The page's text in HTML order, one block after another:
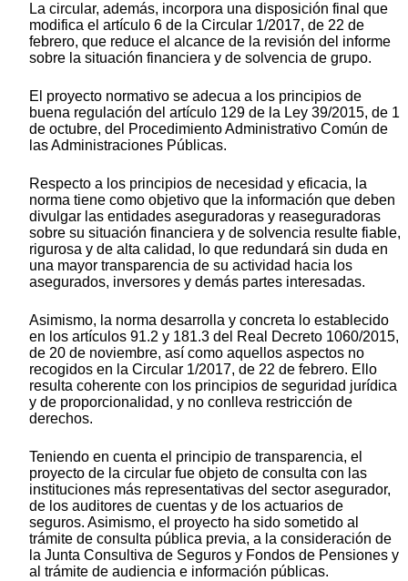
La circular, además, incorpora una disposición final que
modifica el artículo 6 de la Circular 1/2017, de 22 de
febrero, que reduce el alcance de la revisión del informe
sobre la situación financiera y de solvencia de grupo.
El proyecto normativo se adecua a los principios de
buena regulación del artículo 129 de la Ley 39/2015, de 1
de octubre, del Procedimiento Administrativo Común de
las Administraciones Públicas.
Respecto a los principios de necesidad y eficacia, la
norma tiene como objetivo que la información que deben
divulgar las entidades aseguradoras y reaseguradoras
sobre su situación financiera y de solvencia resulte fiable,
rigurosa y de alta calidad, lo que redundará sin duda en
una mayor transparencia de su actividad hacia los
asegurados, inversores y demás partes interesadas.
Asimismo, la norma desarrolla y concreta lo establecido
en los artículos 91.2 y 181.3 del Real Decreto 1060/2015,
de 20 de noviembre, así como aquellos aspectos no
recogidos en la Circular 1/2017, de 22 de febrero. Ello
resulta coherente con los principios de seguridad jurídica
y de proporcionalidad, y no conlleva restricción de
derechos.
Teniendo en cuenta el principio de transparencia, el
proyecto de la circular fue objeto de consulta con las
instituciones más representativas del sector asegurador,
de los auditores de cuentas y de los actuarios de
seguros. Asimismo, el proyecto ha sido sometido al
trámite de consulta pública previa, a la consideración de
la Junta Consultiva de Seguros y Fondos de Pensiones y
al trámite de audiencia e información públicas.